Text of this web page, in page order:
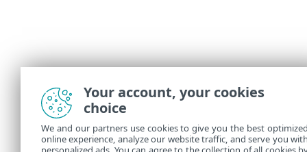
Your account, your cookies
choice
We and our partners use cookies to give you the best
online experience, analyze our website traffic, and serve you